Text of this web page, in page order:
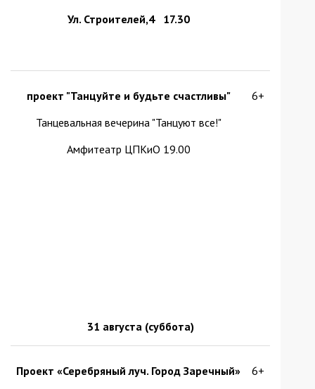
Ул. Строителей,4 17.30
проект "Танцуйте и будьте счастливы"
Танцевальная вечерина "Танцуют все!"
Амфитеатр ЦПКиО 19.00
6+
31 августа (суббота)
Проект «Серебряный луч. Город Заречный»
6+